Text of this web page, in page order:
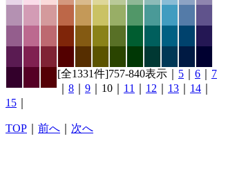
[全1331件]757-840表示｜ 5 6
7
8 9 ｜10｜ 11 12 13 14
15
TOP 前へ 次へ